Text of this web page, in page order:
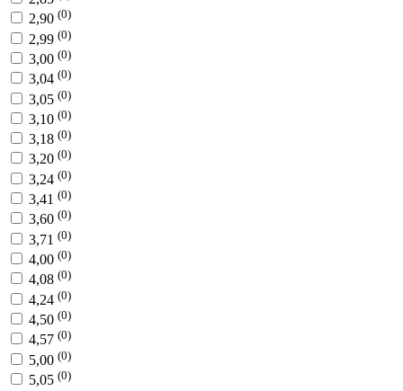
2,90 (0)
2,99 (0)
3,00 (0)
3,04 (0)
3,05 (0)
3,10 (0)
3,18 (0)
3,20 (0)
3,24 (0)
3,41 (0)
3,60 (0)
3,71 (0)
4,00 (0)
4,08 (0)
4,24 (0)
4,50 (0)
4,57 (0)
5,00 (0)
5,05 (0)